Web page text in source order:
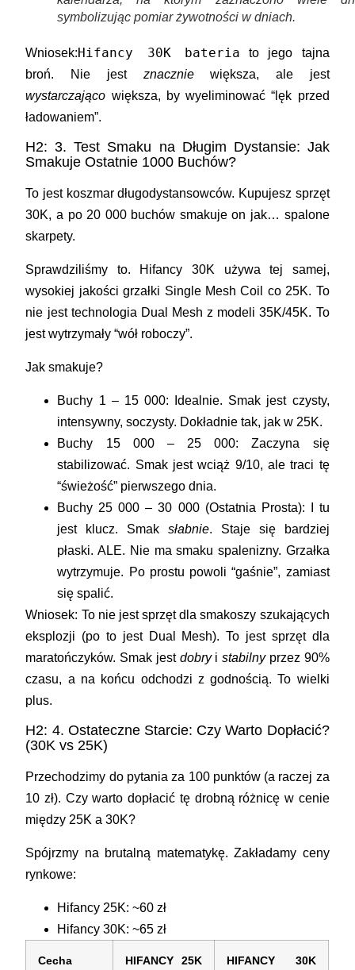
symbolizując pomiar żywotności w dniach.
Wniosek:Hifancy 30K bateria to jego tajna
broń. Nie jest znaczniewiększa, ale jest
wystarczająco większa, by wyeliminować “lęk przed
ładowaniem”.
H2: 3. Test Smaku na Długim Dystansie: Jak
Smakuje Ostatnie 1000 Buchów?
To jest koszmar długodystansowców. Kupujesz sprzęt
30K, a po 20 000 buchów smakuje on jak… spalone
skarpety.
Sprawdziliśmy to. Hifancy 30K używa tej samej,
wysokiej jakości grzałki Single Mesh Coil
co 25K. To
nie jest technologia Dual Mesh z modeli 35K/45K. To
jest wytrzymały “wół roboczy”.
Jak smakuje?
Buchy 1 – 15 000: Idealnie. Smak jest czysty,
intensywny, soczysty. Dokładnie tak, jak w 25K.
Buchy 15 000 – 25 000: Zaczyna się
stabilizować. Smak jest wciąż 9/10, ale traci tę
“świeżość” pierwszego dnia.
Buchy 25 000 – 30 000 (Ostatnia Prosta): I tu
jest klucz. Smak słabnie. Staje się bardziej
płaski. ALE. Nie ma smaku spalenizny. Grzałka
wytrzymuje. Po prostu powoli “gaśnie”, zamiast
się spalić.
Wniosek: To nie jest sprzęt dla smakoszy szukających
eksplozji (po to jest Dual Mesh). To jest sprzęt dla
maratończyków. Smak jest dobryistabilnyprzez 90%
czasu, a na końcu odchodzi z godnością. To wielki
plus.
H2: 4. Ostateczne Starcie: Czy Warto Dopłacić?
(30K vs 25K)
Przechodzimy do pytania za 100 punktów (a raczej za
10 zł). Czy warto dopłacić tę drobną różnicę w cenie
między 25K a 30K?
Spójrzmy na brutalną matematykę. Zakładamy ceny
rynkowe:
Hifancy 25K: ~60 zł
Hifancy 30K: ~65 zł
Cecha
HIFANCY 25K
HIFANCY 30K